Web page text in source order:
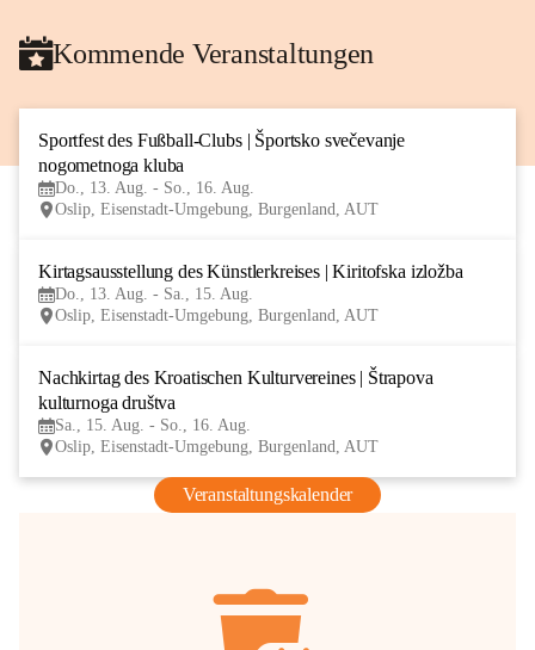
Kommende Veranstaltungen
Sportfest des Fußball-Clubs | Športsko svečevanje
nogometnoga kluba
Do., 13. Aug. - So., 16. Aug.
Oslip, Eisenstadt-Umgebung, Burgenland, AUT
Kirtagsausstellung des Künstlerkreises | Kiritofska izložba
Do., 13. Aug. - Sa., 15. Aug.
Oslip, Eisenstadt-Umgebung, Burgenland, AUT
Nachkirtag des Kroatischen Kulturvereines | Štrapova
kulturnoga društva
Sa., 15. Aug. - So., 16. Aug.
Oslip, Eisenstadt-Umgebung, Burgenland, AUT
Veranstaltungskalender